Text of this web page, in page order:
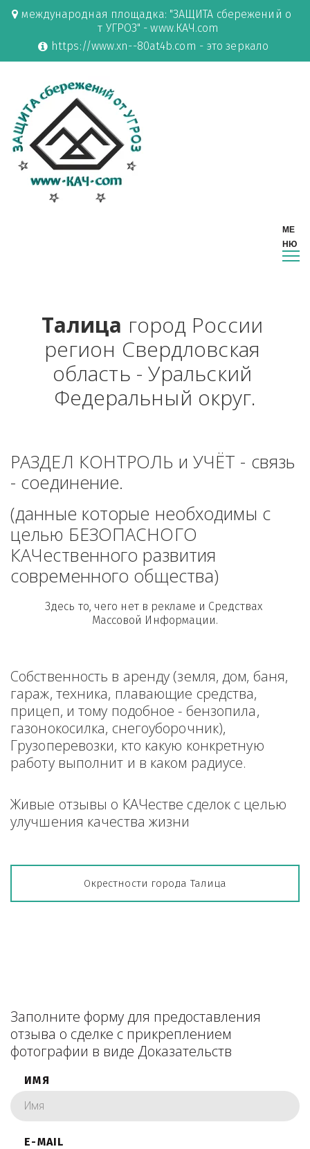
международная площадка: "ЗАЩИТА сбережений о
т УГРОЗ" - www.КАЧ.com
https://www.xn--80at4b.com - это зеркало
Талица город России
регион Свердловская
область - Уральский
Федеральный округ.
РАЗДЕЛ КОНТРОЛЬ и УЧЁТ - связь
- соединение.
(данные которые необходимы с
целью БЕЗОПАСНОГО
КАЧественного развития
современного общества)
Здесь то, чего нет в рекламе и Средствах
Массовой Информации.
Собственность в аренду (земля, дом, баня,
гараж, техника, плавающие средства,
прицеп, и тому подобное - бензопила,
газонокосилка, снегоуборочник),
Грузоперевозки, кто какую конкретную
работу выполнит и в каком радиусе.
Живые отзывы о КАЧестве сделок с целью
улучшения качества жизни
Окрестности города Талица
Заполните форму для предоставления
отзыва о сделке с прикреплением
фотографии в виде Доказательств
ИМЯ
E-MAIL